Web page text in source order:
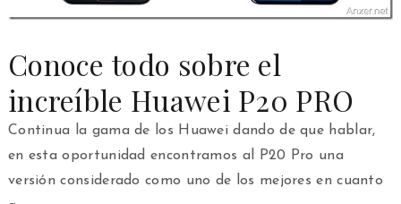
Conoce todo sobre el
increíble Huawei P20 PRO
Continua la gama de los Huawei dando de que hablar,
en esta oportunidad encontramos al P20 Pro una
versión considerado como uno de los mejores en cuanto